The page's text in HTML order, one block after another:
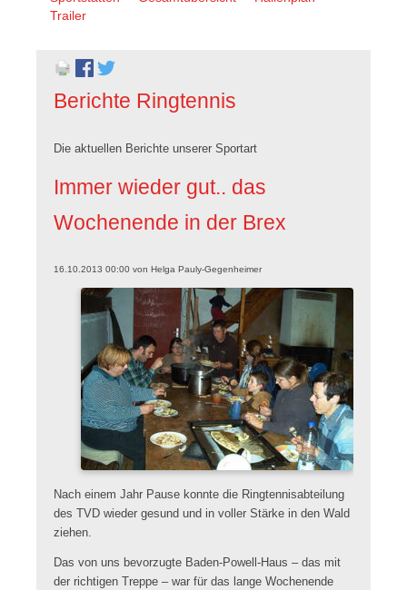
überspringen
Trailer
Berichte Ringtennis
Die aktuellen Berichte unserer Sportart
Immer wieder gut.. das
Wochenende in der Brex
16.10.2013 00:00von Helga Pauly-Gegenheimer
Nach einem Jahr Pause konnte die Ringtennisabteilung
des TVD wieder gesund und in voller Stärke in den Wald
ziehen.
Das von uns bevorzugte Baden-Powell-Haus – das mit
der richtigen Treppe – war für das lange Wochenende